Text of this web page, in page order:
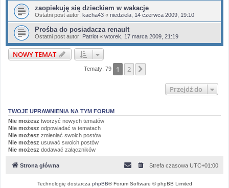
zaopiekuję się dzieckiem w wakacje
Ostatni post autor: kacha43 « niedziela, 14 czerwca 2009, 19:10
Prośba do posiadacza renault
Ostatni post autor: Patriot « wtorek, 17 marca 2009, 21:19
NOWY TEMAT
Tematy: 79 1 2
Przejdź do
TWOJE UPRAWNIENIA NA TYM FORUM
Nie możesz tworzyć nowych tematów
Nie możesz odpowiadać w tematach
Nie możesz zmieniać swoich postów
Nie możesz usuwać swoich postów
Nie możesz dodawać załączników
Strona główna Strefa czasowa UTC+01:00
Technologię dostarcza phpBB® Forum Software © phpBB Limited